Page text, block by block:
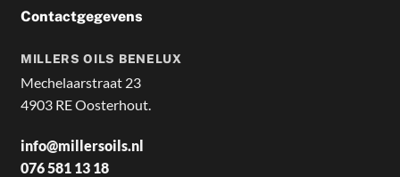
Contactgegevens
MILLERS OILS BENELUX
Mechelaarstraat 23
4903 RE Oosterhout.
info@millersoils.nl
076 581 13 18